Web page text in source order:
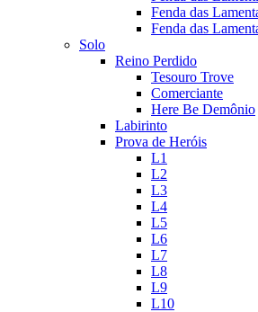
Fenda das
Fenda das
Solo
Reino Perdido
Tesouro Trove
Comerciante
Here Be Demônio
Labirinto
Prova de Heróis
L1
L2
L3
L4
L5
L6
L7
L8
L9
L10